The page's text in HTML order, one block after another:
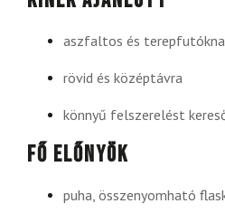
aszfaltos és
rövid és középtávra
könnyű felszerelést
Fő előnyök
puha, összenyomható